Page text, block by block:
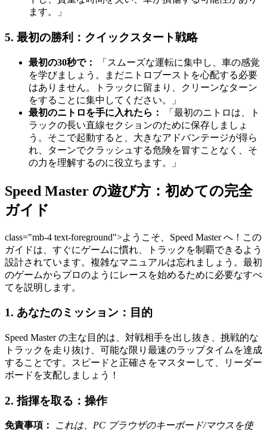
ます。」
5. 最初の勝利：クイックスタート戦略
最初の30秒で：
「スムーズな運転に集中し、車の感覚
を学びましょう。まだニトロブーストを心配する必要
はありません。トラックに留まり、クリーンなターン
をすることに集中してください。」
最初のニトロを手に入れたら：
「最初のニトロは、ト
ラックの長い直線セクションのために保存しましょ
う。そこで起動すると、大きなアドバンテージが得ら
れ、ターンでクラッシュする危険を冒すことなく、そ
の力を理解するのに役立ちます。」
Speed Master の遊び方：初めての完全
ガイド
class="mb-4 text-foreground">ようこそ、Speed Master へ！この
ガイドは、すぐにゲームに慣れ、トラックを制覇できるよう
設計されています。複雑なマニュアルは忘れましょう。最初
のゲームからプロのようにレースを始めるために必要なすべ
てを説明します。
1. あなたのミッション：目的
Speed Master の主な目的は、対戦相手を出し抜き、挑戦的な
トラックを走り抜け、可能な限り最速のラップタイムを達成
することです。スピードと正確さをマスターして、リーダー
ボードを支配しましょう！
2. 指揮を取る：操作
免責事項：
これは、PC ブラウザのキーボード/マウスを使